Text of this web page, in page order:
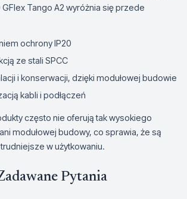
Tango A2 wyróżnia się przede
ochrony IP20
ze stali SPCC
i konserwacji, dzięki modułowej budowie
kabli i podłączeń
często nie oferują tak wysokiego
modułowej budowy, co sprawia, że są
w użytkowaniu.
Pytania